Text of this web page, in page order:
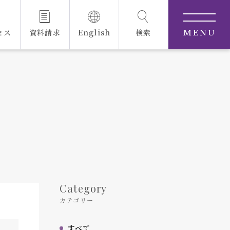
ス 資料請求 English 検索 MENU
Category
カテゴリー
すべて